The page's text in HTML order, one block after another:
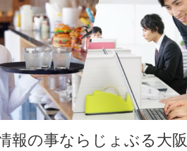
報の事ならじょぶる大